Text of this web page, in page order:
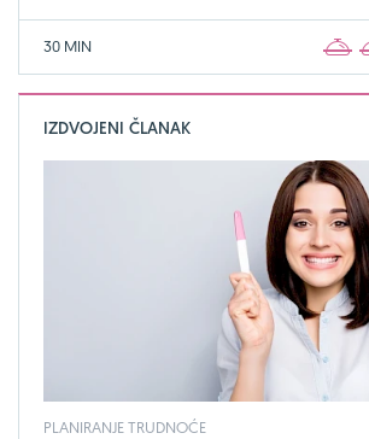
30 MIN
IZDVOJENI ČLANAK
PLANIRANJE TRUDNOĆE